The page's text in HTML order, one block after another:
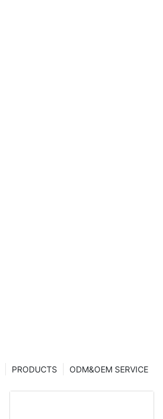
ODM&OEM SERVICE
PRODUCTS